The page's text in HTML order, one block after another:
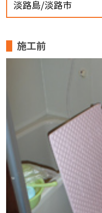
淡路島/淡路市
施工前